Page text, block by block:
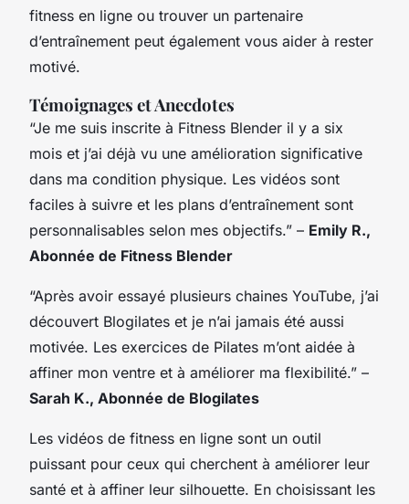
fitness en ligne ou trouver un partenaire
d’entraînement peut également vous aider à rester
motivé.
Témoignages et Anecdotes
“Je me suis inscrite à Fitness Blender il y a six
mois et j’ai déjà vu une amélioration significative
dans ma condition physique. Les vidéos sont
faciles à suivre et les plans d’entraînement sont
personnalisables selon mes objectifs.” – Emily R.,
Abonnée de Fitness Blender
“Après avoir essayé plusieurs chaines YouTube, j’ai
découvert Blogilates et je n’ai jamais été aussi
motivée. Les exercices de Pilates m’ont aidée à
affiner mon ventre et à améliorer ma flexibilité.” –
Sarah K., Abonnée de Blogilates
Les vidéos de fitness en ligne sont un outil
puissant pour ceux qui cherchent à améliorer leur
santé et à affiner leur silhouette. En choisissant les